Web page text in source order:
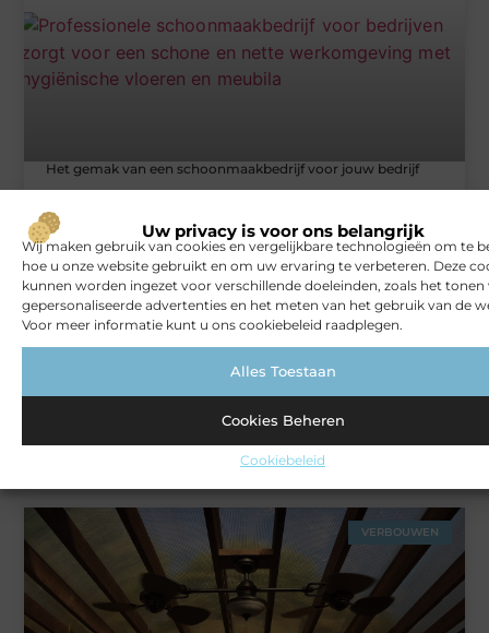
Uw privacy is voor ons belangrijk
Wij maken gebruik van cookies en vergelijkbare technologieën om te
hoe u onze website gebruikt en om uw ervaring te verbeteren. Deze
kunnen worden ingezet voor verschillende doeleinden, zoals het tonen
gepersonaliseerde advertenties en het meten van het gebruik van de
Voor meer informatie kunt u ons cookiebeleid raadplegen.
Alles Toestaan
Cookies Beheren
Cookiebeleid
Het gemak van een schoonmaakbedrijf voor jouw bedrijf
ZAKELIJK
Rust en vertrouwen op elke locatie
VERBOUWEN